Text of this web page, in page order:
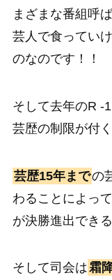
まざまな番組呼
芸人で食ってい
のなのです！！
そして去年のR -
芸歴の制限が付
芸歴15年までの
わることによっ
が決勝進出でき
そして司会は霜